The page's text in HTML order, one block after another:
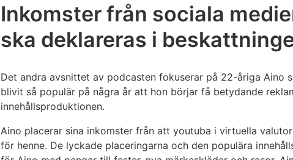
Inkomster från sociala
ska deklareras i
Det andra avsnittet av podcasten fokuserar på 22-åriga Aino
blivit så populär på några år att hon börjar få betydande
innehållsproduktionen.
Aino placerar sina inkomster från att youtuba i virtuella
för henne. De lyckade placeringarna och den populära